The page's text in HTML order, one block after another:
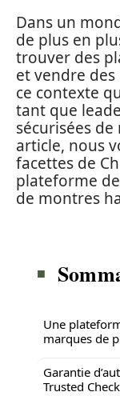
Dans un
de plus en
trouver des
et vendre des
ce contexte
tant que
sécurisées
article, nous
facettes de
plateforme
de montres
Une
marques de
Garantie
Trusted